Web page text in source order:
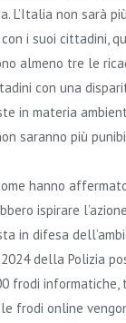
non sarà
i suoi cittadini,
almeno tre le
con una
in materia
saranno più
hanno
ispirare
in difesa
della Polizia
frodi
frodi online